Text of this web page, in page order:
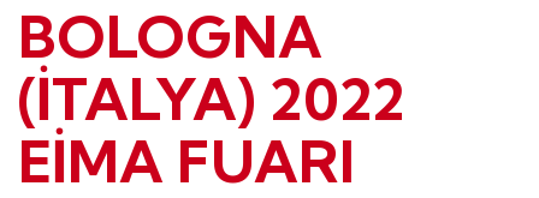
BOLOGNA
(İTALYA) 2022
EİMA FUARI